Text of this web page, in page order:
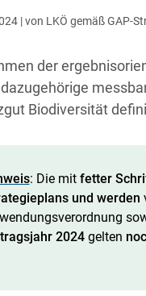
| von LKÖ gemäß GAP-
der
Biodiversität
: Die mit fetter
und werden
2024gelten